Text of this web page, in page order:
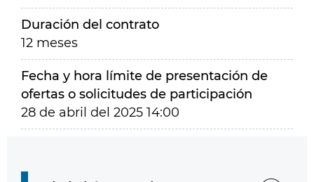
Duración del contrato
12 meses
Fecha y hora límite de presentación de
ofertas o solicitudes de participación
28 de abril del 2025 14:00